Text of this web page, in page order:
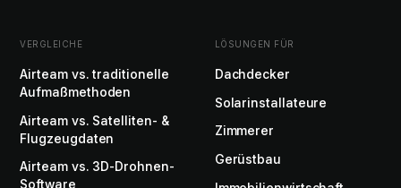
VERGLEICHE
Airteam vs. traditionelle
Aufmaßmethoden
Airteam vs. Satelliten- &
Flugzeugdaten
Airteam vs. 3D-Drohnen-
Software
LÖSUNGEN FÜR
Dachdecker
Solarinstallateure
Zimmerer
Gerüstbau